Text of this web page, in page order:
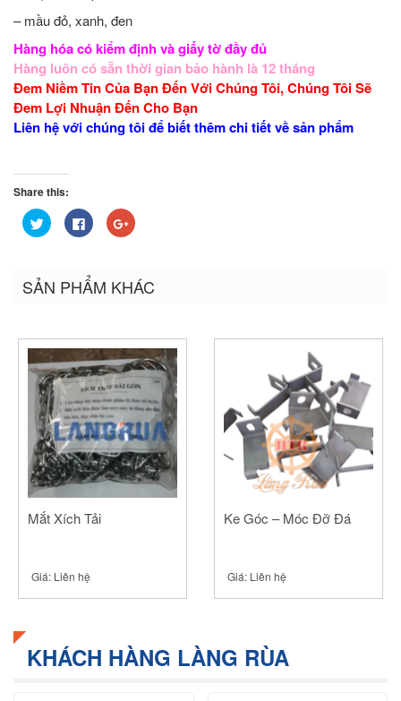
– mầu đỏ, xanh, đen
Hàng hóa có kiểm định vàgiấy tờ đầy đủ
Hàng luôn có sẵn thời gian bảo hành là 12 tháng
Đem Niềm Tin Của Bạn Đến Với Chúng Tôi, Chúng Tôi Sẽ
Đem Lợi Nhuận Đến Cho Bạn
Liên hệ với chúng tôi để biết thêm chi tiết về sản phẩm
Share this:
Bấm
để
(Opens
in
Nhấn
vào
Facebook
(Opens
in
Bấm
để
(Opens
in
SẢN PHẨM KHÁC
Mắt Xích Tải
Giá: Liên hệ
Ke Góc – Móc Đỡ Đá
Giá: Liên hệ
KHÁCH HÀNG LÀNG RÙA